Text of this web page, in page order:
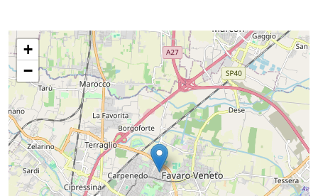
su
Facebook
Condividi
su
Twitter
Condividi
su
Google
Plus
Condividi
su
Whatsapp
+
−